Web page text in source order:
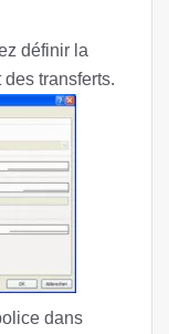
définir la
transferts.
dans